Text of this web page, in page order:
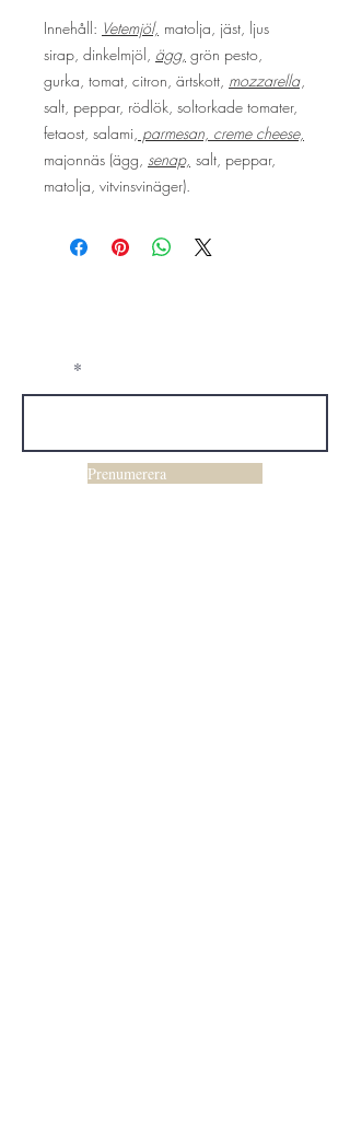
Innehåll: Vetemjöl, matolja, jäst, ljus
sirap, dinkelmjöl, ägg, grön pesto,
gurka, tomat, citron, ärtskott, mozzarella,
salt, peppar, rödlök, soltorkade tomater,
fetaost, salami, parmesan, creme cheese,
majonnäs (ägg, senap, salt, peppar,
matolja, vitvinsvinäger).
Prenumerera